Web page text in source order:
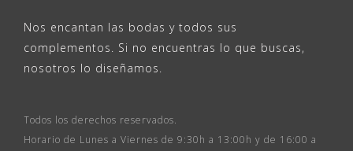
Nos encantan las bodas y todos sus
complementos. Si no encuentras lo que buscas,
nosotros lo diseñamos.
Todos los derechos reservados.
Horario de Lunes a Viernes de 9:30h a 13:00h y de 16:00 a